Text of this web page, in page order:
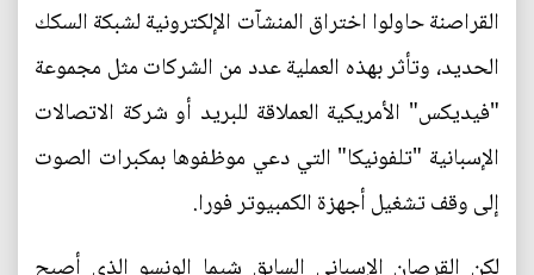
القراصنة حاولوا اختراق المنشآت الإلكترونية لشبكة السكك
الحديد، وتأثر بهذه العملية عدد من الشركات مثل مجموعة
"فيديكس" الأمريكية العملاقة للبريد أو شركة الاتصالات
الإسبانية "تلفونيكا" التي دعي موظفوها بمكبرات الصوت
إلى وقف تشغيل أجهزة الكمبيوتر فورا.